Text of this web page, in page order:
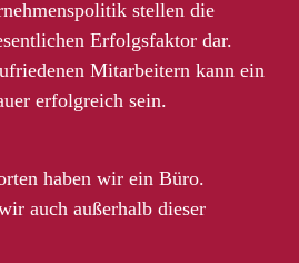
stellen die
Erfolgsfaktor dar.
Mitarbeitern kann ein
erfolgreich sein.
haben wir ein Büro.
auch außerhalb dieser